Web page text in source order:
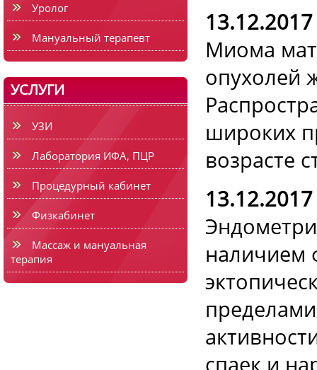
Уролог
Мануальный терапевт
УСЛУГИ
УЗИ
Лаборатория ИФА, ПЦР
Процедурный кабинет
Физкабинет
Массаж и мануальная
терапия
Миома
опухолей
широких
возрасте
наличием
спаек и